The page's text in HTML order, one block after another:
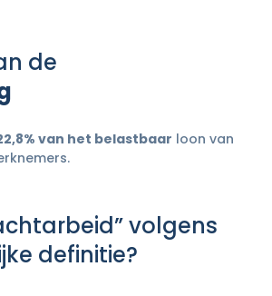
de
van het belastbaar loon van
volgens
definitie?